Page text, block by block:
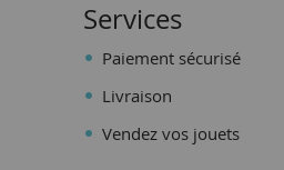
Services
Paiement sécurisé
Livraison
Vendez vos jouets